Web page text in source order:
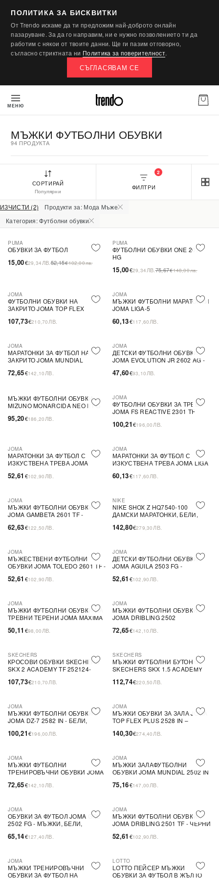
ПОЛИТИКА ЗА БИСКВИТКИ
От Trendo искаме да ти предложим най-доброто онлайн
пазаруване. За да го направим, ни е нужно позволението ти да
работим с някои от твоите данни. Ще ги пазим отговорно,
съгласно стриктната ни Политика за поверителност.
СЪГЛАСЯВАМ СЕ
МЕНЮ
МЪЖКИ ФУТБОЛНИ ОБУВКИ
94 ПРОДУКТА
СОРТИРАЙ
Популярни
ФИЛТРИ
2
ИЗЧИСТИ (2)
Продукти за: Мода Мъже
Категория: Футболни обувки
-71%
PUMA
ОБУВКИ ЗА ФУТБОЛ
15,00€29,34 ЛВ.52,15€102,00лв.
-80%
PUMA
ФУТБОЛНИ ОБУВКИ ONE 20.4
HG
15,00€29,34 ЛВ.75,67€148,00лв.
JOMA
ФУТБОЛНИ ОБУВКИ НА
ЗАКРИТО JOMA TOP FLEX
107,73€210,70 ЛВ.
JOMA
МЪЖКИ ФУТБОЛНИ МАРАТОНКИ
JOMA LIGA-5
60,13€117,60 ЛВ.
JOMA
МАРАТОНКИ ЗА ФУТБОЛ НА
ЗАКРИТО JOMA MUNDIAL
72,65€142,10 ЛВ.
JOMA
ДЕТСКИ ФУТБОЛНИ ОБУВКИ
JOMA EVOLUTION JR 2602 AG -
47,60€93,10 ЛВ.
МЪЖКИ ФУТБОЛНИ ОБУВКИ
MIZUNO MONARCIDA NEO II FG
95,20€186,20 ЛВ.
JOMA
ФУТБОЛНИ ОБУВКИ ЗА ТРЕВА
JOMA FS REACTIVE 2301 TF
100,21€196,00 ЛВ.
JOMA
МАРАТОНКИ ЗА ФУТБОЛ С
ИЗКУСТВЕНА ТРЕВА JOMA
52,61 €102,90 ЛВ.
JOMA
МАРАТОНКИ ЗА ФУТБОЛ С
ИЗКУСТВЕНА ТРЕВА JOMA LIGA
60,13€117,60 ЛВ.
JOMA
МЪЖКИ ФУТБОЛНИ ОБУВКИ
JOMA GAMBETA 2601 TF -
62,63€122,50 ЛВ.
NIKE
NIKE SHOX Z HQ7540-100
ДАМСКИ МАРАТОНКИ, БЕЛИ,
142,80€279,30 ЛВ.
JOMA
МЪЖЕСТВЕНИ ФУТБОЛНИ
ОБУВКИ JOMA TOLEDO 2601 TF -
ШЕВИ
52,61 €102,90 ЛВ.
JOMA
ДЕТСКИ ФУТБОЛНИ ОБУВКИ
JOMA AGUILA 2503 FG -
КОЖА
52,61 €102,90 ЛВ.
JOMA
МЪЖКИ ФУТБОЛНИ ОБУВКИ НА
ТРЕВНИ ТЕРЕНИ JOMA MAXIMA
50,11 €98,00 ЛВ.
JOMA
МЪЖКИ ФУТБОЛНИ ОБУВКИ
JOMA DRIBLING 2502
ТЕРЕНИ, БЕЛИ
72,65€142,10 ЛВ.
SKECHERS
КРОСОВИ ОБУВКИ SKECHERS
SKX 2 ACADEMY TF 252124-
СИНТЕТИЧНИ ФУТБОЛНИ
107,73€210,70 ЛВ.
SKECHERS
МЪЖКИ ФУТБОЛНИ БУТОНКИ
SKECHERS SKX 1.5 ACADEMY
МАТЕРИАЛ
112,74€220,50 ЛВ.
JOMA
МЪЖКИ ФУТБОЛНИ ОБУВКИ
JOMA DZ-7 2582 IN - БЕЛИ,
ЗАКРИТО ИГРАНЕ
100,21€196,00 ЛВ.
JOMA
МЪЖКИ ОБУВКИ ЗА ЗАЛА JOMA
TOP FLEX PLUS 2528 IN –
ГЛАДКА КОЖА
140,30€274,40 ЛВ.
JOMA
МЪЖКИ ФУТБОЛНИ
ТРЕНИРОВЪЧНИ ОБУВКИ JOMA
ГЛАДКА КОЖА
72,65€142,10 ЛВ.
JOMA
МЪЖКИ ЗАЛАФУТБОЛНИ
ОБУВКИ JOMA MUNDIAL 2502 IN
75,16€147,00 ЛВ.
JOMA
ОБУВКИ ЗА ФУТБОЛ JOMA GOL
2502 FG - МЪЖКИ, БЕЛИ,
МАТЕРИАЛ
65,14€127,40 ЛВ.
JOMA
МЪЖКИ ФУТБОЛНИ ОБУВКИ
JOMA DRIBLING 2501 TF - ЧЕРНИ
TRAINERS
52,61 €102,90 ЛВ.
JOMA
МЪЖКИ ТРЕНИРОВЪЧНИ
ОБУВКИ ЗА ФУТБОЛ НА
LOTTO
LOTTO ПЕЙСЕР МЪЖКИ
ОБУВКИ ЗА ФУТБОЛ В ЖЪЛТО